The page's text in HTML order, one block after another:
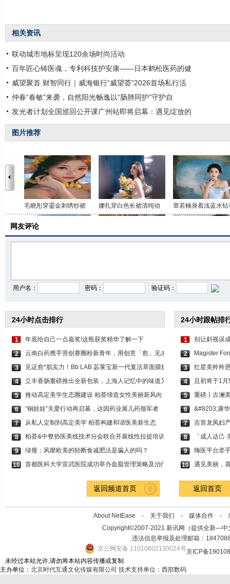
相关资讯
联动城市地标呈现120余场时尚活动
百年匠心铸医魂，专利科技护安康——日本鹤松医药的健
威望聚首 财智同行｜威海银行“威望荟”2026首场私行活
仲春“春敏”来袭，自然阳光畅逸以“肠肺同护”守护自
发光者计划全国巡回公开课广州站即将启幕：遇见绽放的
图片推荐
毛晓彤穿鎏金刺绣纱裙 娜扎穿白色长裙清纯动 章若楠身着浅蓝水钻
网友评论
用户名： 密码： 验证码：
24小时点击排行
1
年底给自己一点嘉奖!这瓶获奖精华了解一下
2
云南白药携手营创赛圈粉新青年，用创意「愈」见未
3
见证愈*肌实力！Bb LAB 苾莱宝新一代复活草面膜焕
4
立丰香肠重磅推出全新包装，上海人记忆中的味道又
5
推动高定美学生态圈建设 柏荟缔造女性美丽新风向
6
“铜娃娃”关爱行动再启幕，达因药业展儿药领军者
7
从私人定制到高定美学 柏荟构建和谐医美新生态
8
柏荟&中整协医美线技术分会联合开展线性拉提培训
9
绿瘦：风靡欧美的轻断食减肥法是骗人的吗？
10
首都医科大学宣武医院成功举办血脂管理策略及治疗
24小时跟帖排
1
别让斜视误
2
Magister
3
红星美羚羚
4
且初将于1
5
重磅丨古澜
6
&#8203;康
7
吉首龙凤妇
8
「成人达己
9
嗨医平台牵
10
遇见美丽，
返回频道首页 返回首页
About NetEase - 关于我们 - 媒体合作 -
Copyright©2007-2021 新讯网（提供全新—中
违法信息举报及处理邮箱：
京公网安备 11010602130024号京ICP备
未经过本站允许,请勿将本站内容传播或复制
主办单位： 北京时代互通文化传媒有限公司 技术支持单位：西部数码